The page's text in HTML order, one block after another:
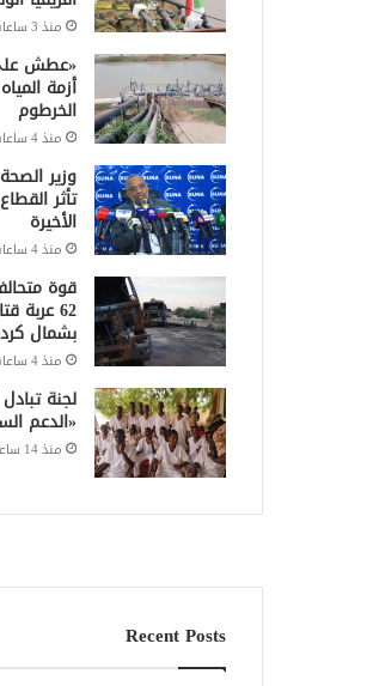
منذ 3 ساعات
«عطش
أزمة
الخرطوم
منذ 4 ساعات
وزير
تأثر
الأخيرة
منذ 4 ساعات
قوة
62 عربة
بشمال
منذ 4 ساعات
لجنة
«الدعم
منذ 14 ساعة
Recent Posts